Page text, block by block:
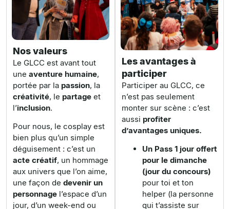
Nos valeurs
Le GLCC est avant tout
une aventure humaine,
portée par la passion, la
créativité, le partage et
l’inclusion.
Pour nous, le cosplay est
bien plus qu’un simple
déguisement : c’est un
acte créatif, un hommage
aux univers que l’on aime,
une façon de devenir un
personnage l’espace d’un
jour, d’un week-end ou
Les avantages à
participer
Participer au GLCC, ce
n’est pas seulement
monter sur scène : c’est
aussi profiter
d’avantages uniques.
Un Pass 1 jour offert
pour le dimanche
(jour du concours)
pour toi et ton
helper (la personne
qui t’assiste sur